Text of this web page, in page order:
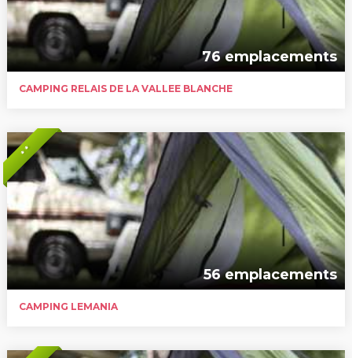
76 emplacements
CAMPING RELAIS DE LA VALLEE BLANCHE
* *
56 emplacements
CAMPING LEMANIA